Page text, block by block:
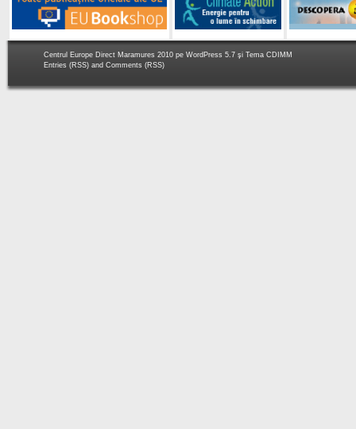
Centrul Europe Direct Maramures 2010 pe WordPress 5.7 şi Tema CDIMM
Entries (RSS) and Comments (RSS)